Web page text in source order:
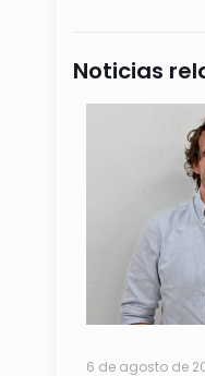
Noticias
6 de agosto de